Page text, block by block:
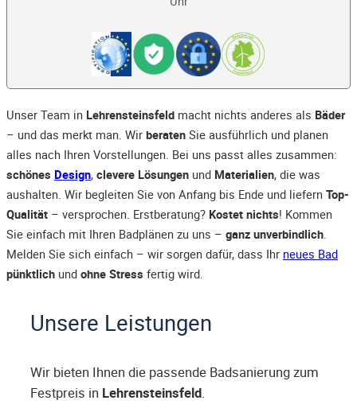
Unser Team in Lehrensteinsfeld macht nichts anderes als Bäder
– und das merkt man. Wir beraten Sie ausführlich und planen
alles nach Ihren Vorstellungen. Bei uns passt alles zusammen:
schönes Design, clevere Lösungen und Materialien, die was
aushalten. Wir begleiten Sie von Anfang bis Ende und liefern Top-
Qualität – versprochen. Erstberatung? Kostet nichts! Kommen
Sie einfach mit Ihren Badplänen zu uns – ganz unverbindlich.
Melden Sie sich einfach – wir sorgen dafür, dass Ihr neues Bad
pünktlich und ohne Stress fertig wird.
Unsere Leistungen
Wir bieten Ihnen die passende Badsanierung zum
Festpreis in Lehrensteinsfeld.